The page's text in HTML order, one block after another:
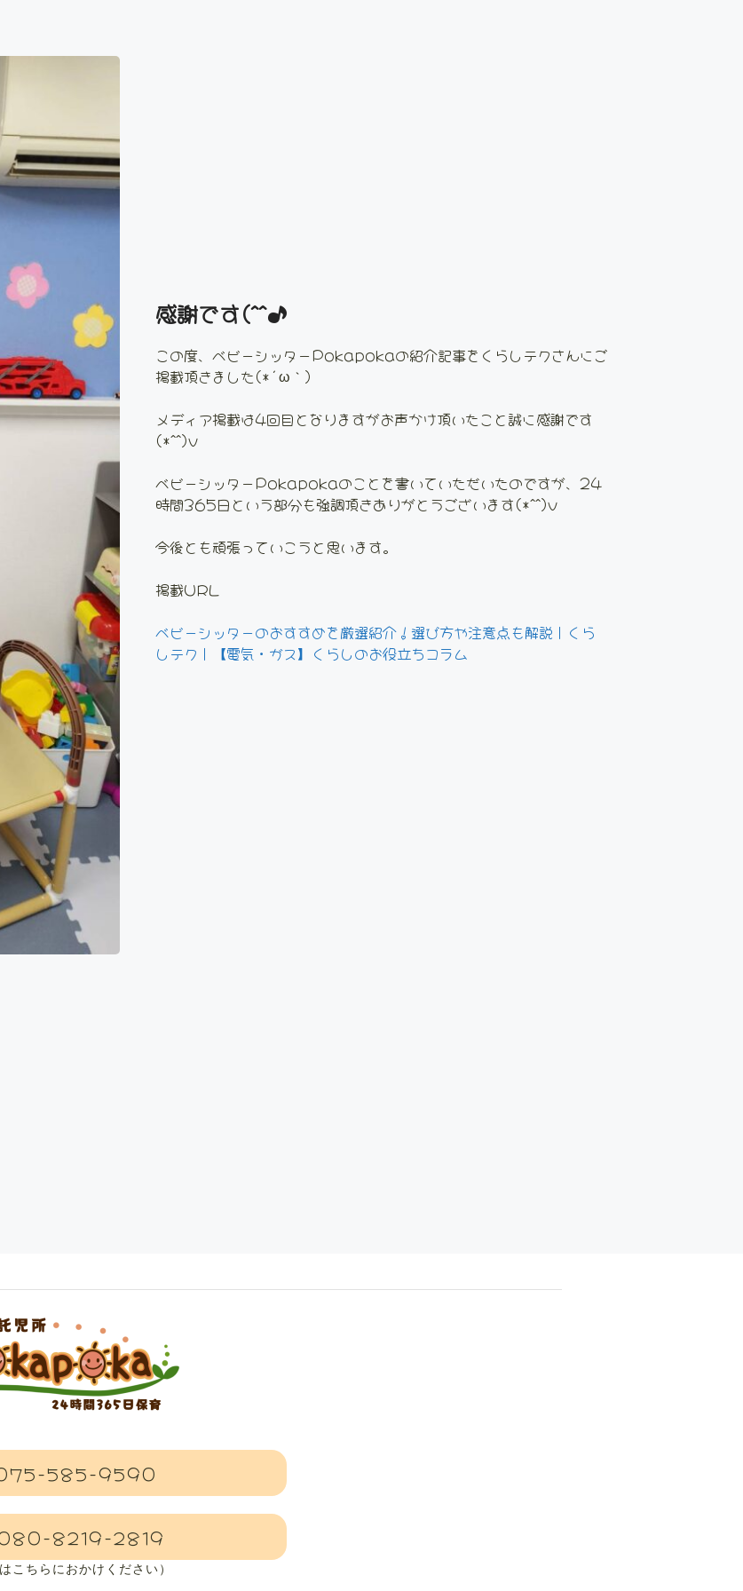
感謝です(^^♪
この度、ベビーシッターPokapokaの紹介記事をくらしテクさんにご
掲載頂きました(*´ω｀)
メディア掲載は4回目となりますがお声かけ頂いたこと誠に感謝です
(*^^)v
ベビーシッターPokapokaのことを書いていただいたのですが、24
時間365日という部分も強調頂きありがとうございます(*^^)v
今後とも頑張っていこうと思います。
掲載URL
ベビーシッターのおすすめを厳選紹介！選び方や注意点も解説｜くら
しテク｜【電気・ガス】くらしのお役立ちコラム
585-9590
8219-2819
こちらにおかけください）